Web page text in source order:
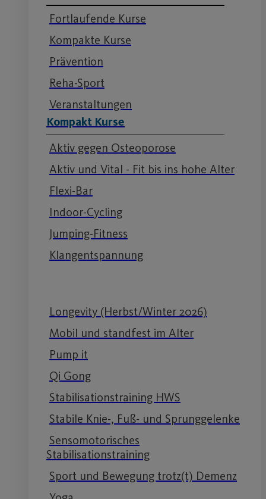
Fortlaufende Kurse
Kompakte Kurse
Prävention
Reha-Sport
Veranstaltungen
Kompakt Kurse
Aktiv gegen Osteoporose
Aktiv und Vital - Fit bis ins hohe Alter
Flexi-Bar
Indoor-Cycling
Jumping-Fitness
Klangentspannung
Longevity (Herbst/Winter 2026)
Mobil und standfest im Alter
Pump it
Qi Gong
Stabilisationstraining HWS
Stabile Knie-, Fuß- und Sprunggelenke
Sensomotorisches
Stabilisationstraining
Sport und Bewegung trotz(t) Demenz